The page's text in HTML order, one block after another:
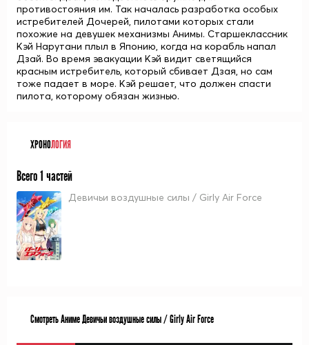
противостояния им. Так началась разработка особых
истребителей Дочерей, пилотами которых стали
похожие на девушек механизмы Анимы. Старшеклассник
Кэй Нарутани плыл в Японию, когда на корабль напал
Дзай. Во время эвакуации Кэй видит светящийся
красным истребитель, который сбивает Дзая, но сам
тоже падает в море. Кэй решает, что должен спасти
пилота, которому обязан жизнью.
ХРОНОЛОГИЯ
Всего 1 частей
Девичьи воздушные силы / Girly Air Force
Смотреть Аниме Девичьи воздушные силы / Girly Air Force